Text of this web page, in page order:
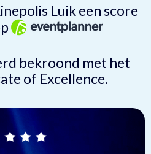
Luik een score
bekroond met het
of Excellence.